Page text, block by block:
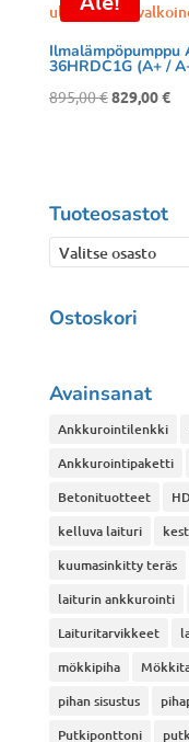
36HRDC1G (A+ /
895,00€829,00€
Tuoteosastot
Valitse osasto
Ostoskori
Avainsanat
Ankkurointilenkki
Ankkurointipaketti
Betonituotteet
kelluva laituri
kuumasinkitty teräs
laiturin ankkurointi
Laituritarvikkeet
mökkipiha
pihan sisustus
Putkiponttoni